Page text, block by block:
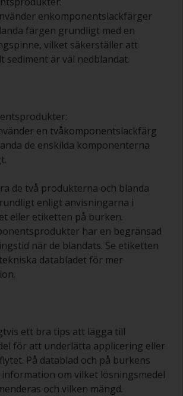
penslar, ha lite förtunning till
lämplig behållare så att du kan göra
dess borst börjar täppas till på
eller förtjockad färg.
använda färg direkt från burken
ökar risken för kontaminering och
lösningsmedel avdunstar. Häll i
i en separat behållare.
eller torra, rena plåtburkar kan
för blandning av färg.
i olika storlekar från mataffären är
för att mäta små mängder färg
för de mindre jobben.
120–220 korn. Börja med 220
om det sätts igen kan du använda
Om du använder grövre slippapper
att avlägsna för mycket av produkten
ner till underlaget.
enkomponentslackfärger
färgen grundligt med en
vilket säkerställer att
sediment är väl nedblandat.
en tvåkomponentslackfärg
de enskilda komponenterna
de två produkterna och blanda
enligt anvisningarna i
eller etiketten på burken.
har en begränsad
när de blandats. Se etiketten
databladet för mer
ett bra tips att lägga till
för att underlätta applicering eller
På datablad och på burkens
om vilket lösningsmedel
och vilken mängd.